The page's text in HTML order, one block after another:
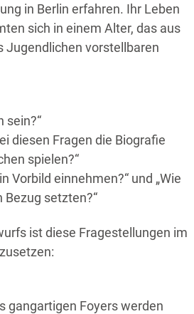
in Berlin erfahren. Ihr Leben
sich in einem Alter, das aus
Jugendlichen vorstellbaren
sein?“
diesen Fragen die Biografie
spielen?“
Vorbild einnehmen?“ und „Wie
Bezug setzten?“
ist diese Fragestellungen im
gangartigen Foyers werden